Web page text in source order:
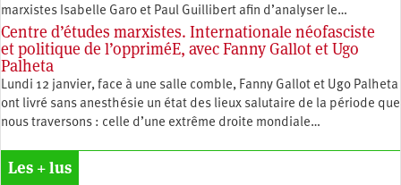
marxistes Isabelle Garo et Paul Guillibert afin d’analyser le…
Centre d’études marxistes. Internationale néofasciste
et politique de l’oppriméE, avec Fanny Gallot et Ugo
Palheta
Lundi 12 janvier, face à une salle comble, Fanny Gallot et Ugo Palheta
ont livré sans anesthésie un état des lieux salutaire de la période que
nous traversons : celle d’une extrême droite mondiale…
Les + lus